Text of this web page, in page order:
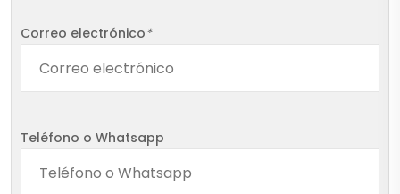
Correo electrónico*
Teléfono o Whatsapp